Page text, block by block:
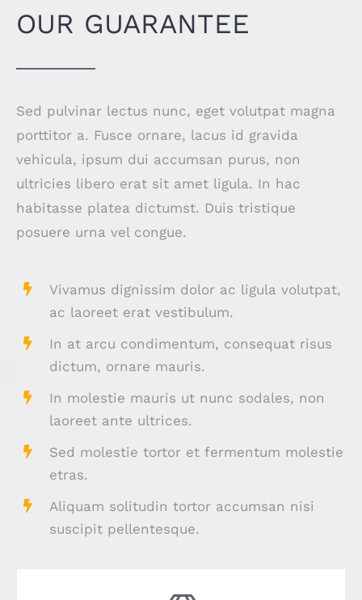
OUR GUARANTEE
Sed pulvinar lectus nunc, eget volutpat magna
porttitor a. Fusce ornare, lacus id gravida
vehicula, ipsum dui accumsan purus, non
ultricies libero erat sit amet ligula. In hac
habitasse platea dictumst. Duis tristique
posuere urna vel congue.
Vivamus dignissim dolor ac ligula volutpat,
ac laoreet erat vestibulum.
In at arcu condimentum, consequat risus
dictum, ornare mauris.
In molestie mauris ut nunc sodales, non
laoreet ante ultrices.
Sed molestie tortor et fermentum molestie
etras.
Aliquam solitudin tortor accumsan nisi
suscipit pellentesque.